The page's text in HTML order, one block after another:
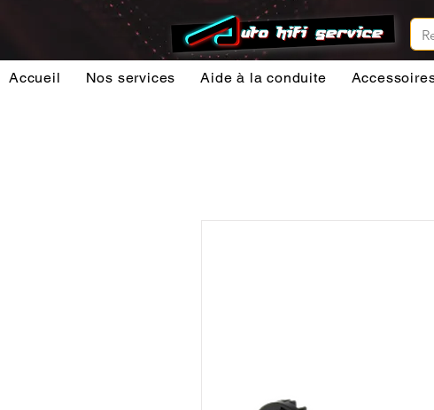
Accueil Nos services Aide à la conduite